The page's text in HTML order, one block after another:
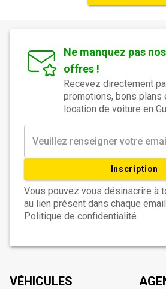
Ne manquez pas
offres !
Recevez directement
promotions, bons plans
location de voiture en
Inscription
Vous pouvez vous désinscrire à
au lien présent dans chaque
Politique de confidentialité.
VÉHICULES